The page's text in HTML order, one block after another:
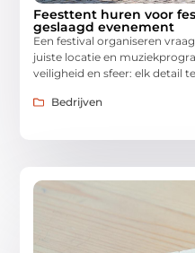
Feesttent huren voor
geslaagd evenement
Een festival organiseren
juiste locatie en
veiligheid en sfeer: elk detail
Bedrijven